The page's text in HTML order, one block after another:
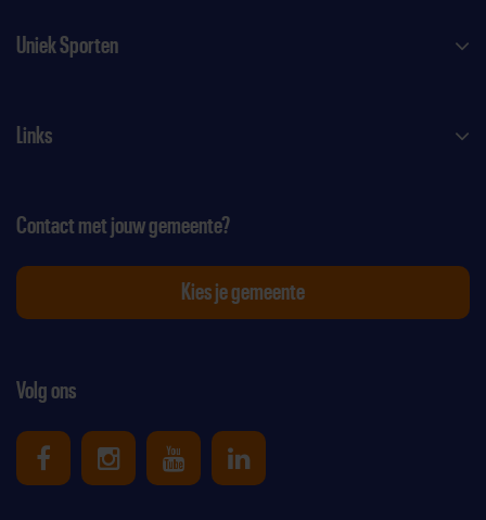
Uniek Sporten
Links
Volg ons
Uniek Sporten op Facebook
Uniek Sporten op Instagram
Uniek Sporten op Youtube
Uniek Sporten op
Contact met jouw gemeente?
Kies je gemeente